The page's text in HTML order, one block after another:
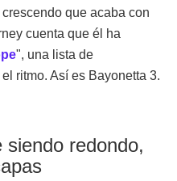
que acaba con
cuenta que él ha
", una lista de
ritmo. Así es Bayonetta 3.
siendo redondo,